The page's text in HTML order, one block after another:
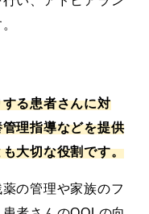
る患者さんに対
理指導などを提供
大切な役割です。
の管理や家族のフ